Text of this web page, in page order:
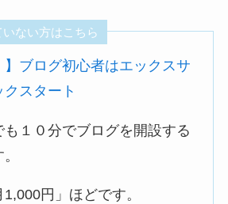
ない方はこちら
】ブログ初心者はエックスサ
スタート
１０分でブログを開設する
円」ほどです。